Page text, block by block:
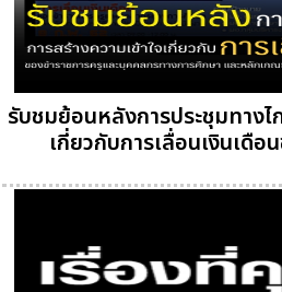
รับชมย้อนหลังการประชุมทางไ
เกี่ยวกับการเลื่อนเงินเดือ